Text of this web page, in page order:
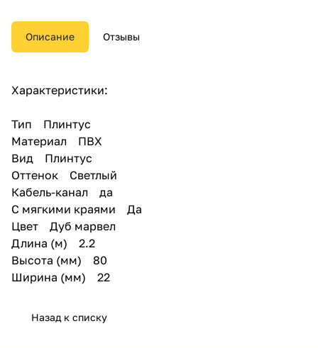
кабель канал, эстетичный
внешний вид. Высота 80 мм.
Отступ от стены 22 мм. Длинна
Комплектуется: угол наружный,
заглушки и cоединительный
элемент, вся фурнитура
подбираются в цвет плинтуса.
Описание Отзывы
Характеристики:
Тип Плинтус
Материал ПВХ
Вид Плинтус
Оттенок Светлый
Кабель-канал да
С мягкими краями Да
Цвет Дуб марвел
Длина (м) 2.2
Высота (мм) 80
Ширина (мм) 22
Назад к списку